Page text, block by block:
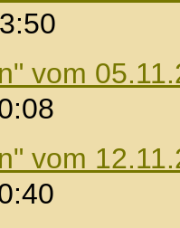
vom
vom